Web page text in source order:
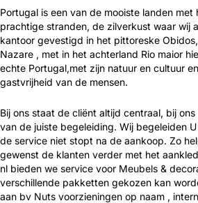
Portugal is een van de mooiste landen
prachtige stranden, de zilverkust waar wij
kantoor gevestigd in het pittoreske
Nazare , met in het achterland Rio maior
echte Portugal,met zijn natuur en cultuur
gastvrijheid van de mensen.
Bij ons staat de cliënt altijd centraal, bij
van de juiste begeleiding. Wij begeleiden
de service niet stopt na de aankoop. Zo
gewenst de klanten verder met het
nl bieden we service voor Meubels &
verschillende pakketten gekozen kan
aan bv Nuts voorzieningen op naam ,